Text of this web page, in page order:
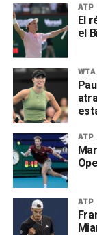
ATP
El
el
WTA
ATP
ATP